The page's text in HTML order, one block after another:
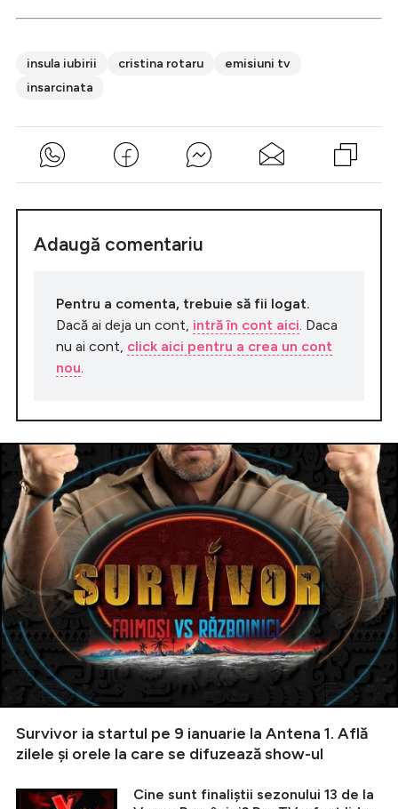
insula iubirii cristina rotaru
emisiuni tv
insarcinata
Adaugă comentariu
Pentru a comenta, trebuie să fii logat.
Dacă ai deja un cont, intră în cont aici . Daca
nu ai cont, click aici pentru a crea un cont
nou
Survivor ia startul pe 9 ianuarie la Antena 1. Află
zilele și orele la care se difuzează show-ul
Cine sunt finaliștii sezonului 13 de la